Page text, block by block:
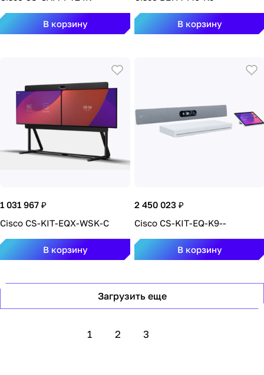
В корзину В корзину
1 031 967 ₽
Cisco CS-KIT-EQX-WSK-C
В корзину
2 450 023 ₽
Cisco CS-KIT-EQ-K9--
В корзину
Загрузить еще
1 2 3